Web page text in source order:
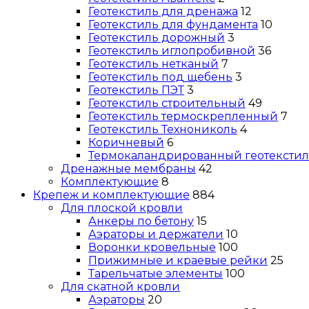
Геотекстиль для дренажа 12
Геотекстиль для фундамента 10
Геотекстиль дорожный 3
Геотекстиль иглопробивной 36
Геотекстиль нетканый 7
Геотекстиль под щебень 3
Геотекстиль ПЭТ 3
Геотекстиль строительный 49
Геотекстиль термоскрепленный 7
Геотекстиль Технониколь 4
Коричневый 6
Термокаландрированный
Дренажные мембраны 42
Комплектующие 8
Крепеж и комплектующие 884
Для плоской кровли
Анкеры по бетону 15
Аэраторы и держатели 10
Воронки кровельные 100
Прижимные и краевые рейки 25
Тарельчатые элементы 100
Для скатной кровли
Аэраторы 20